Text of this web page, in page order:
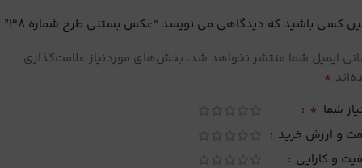
کسی باشید که دیدگاهی می نویسد “عکس بستنی طرح شماره 38”
ایمیل شما منتشر نخواهد شد. بخش‌های موردنیاز علامت‌گذاری
*
شما *
و ارزش خرید
و کارایی